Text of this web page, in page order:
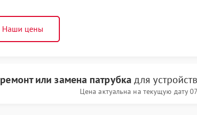
Наши цены
ремонт или замена патрубка для
Цена актуальна на текущую дату